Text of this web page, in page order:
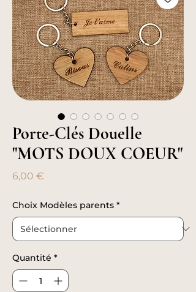
Porte-Clés Douelle
"MOTS DOUX COEUR"
6,00 €
Choix Modèles parents *
Quantité *